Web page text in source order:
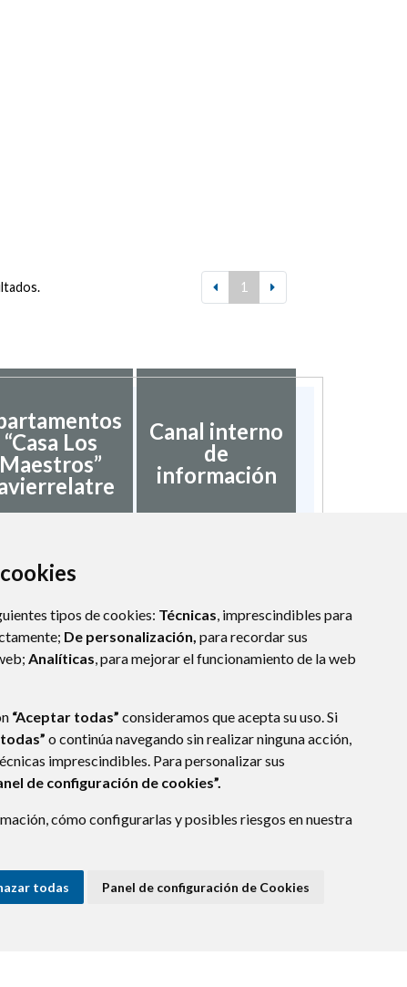
tipos de cookies: Técnicas, imprescindibles para
De personalización, para recordar sus
Analíticas, para mejorar el funcionamiento de la web
“Aceptar todas” consideramos que acepta su uso. Si
o continúa navegando sin realizar ninguna acción,
imprescindibles. Para personalizar sus
de configuración de cookies”.
cómo configurarlas y posibles riesgos en nuestra
todas Panel de configuración de Cookies
1
“Casa Los
Maestros”
Canal interno
de
información